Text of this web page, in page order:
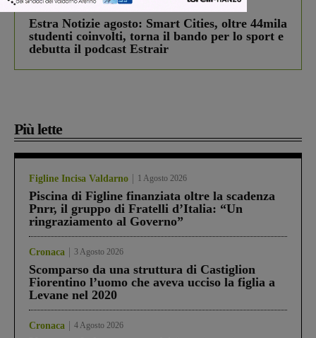
In vetrina 3 Agosto 2026
Estra Notizie agosto: Smart Cities, oltre 44mila
studenti coinvolti, torna il bando per lo sport e
debutta il podcast Estrair
Più lette
Figline Incisa Valdarno 1 Agosto 2026
Piscina di Figline finanziata oltre la scadenza
Pnrr, il gruppo di Fratelli d’Italia: “Un
ringraziamento al Governo”
Cronaca 3 Agosto 2026
Scomparso da una struttura di Castiglion
Fiorentino l’uomo che aveva ucciso la figlia a
Levane nel 2020
Cronaca 4 Agosto 2026